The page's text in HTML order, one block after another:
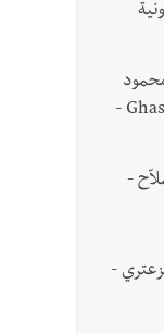
الزعتري - Ghassan Zaatari -
-
-